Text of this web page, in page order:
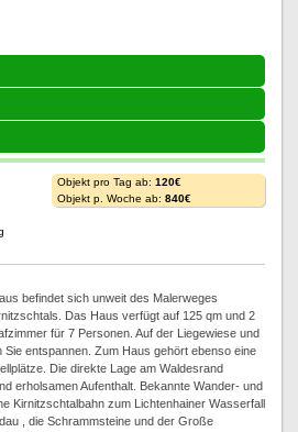
Objekt pro Tag ab: 120€
Objekt p. Woche ab: 840€
befindet sich unweit des Malerweges
Das Haus verfügt auf 125 qm und 2
für 7 Personen. Auf der Liegewiese und
entspannen. Zum Haus gehört ebenso eine
Die direkte Lage am Waldesrand
erholsamen Aufenthalt. Bekannte Wander- und
Kirnitzschtalbahn zum Lichtenhainer Wasserfall
, die Schrammsteine und der Große